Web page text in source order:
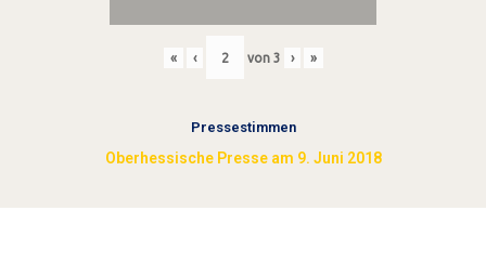
« ‹ von 3 › »
Pressestimmen
Oberhessische Presse am 9. Juni 2018